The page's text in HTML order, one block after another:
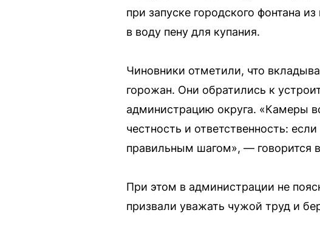
при запуске городского фонтана
в воду пену для купания.
Чиновники отметили, что
горожан. Они обратились к
администрацию округа. «Камеры
честность и ответственность:
правильным шагом», — говорится
При этом в администрации не
призвали уважать чужой труд и